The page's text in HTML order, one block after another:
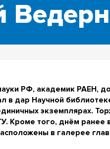
РФ, академик РАЕН,
в дар Научной
экземплярах.
Кроме того, днём ранее
в галерее